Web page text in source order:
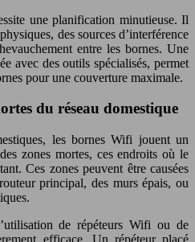
une planification minutieuse. Il
des sources d’interférence
entre les bornes. Une
avec des outils spécialisés, permet
pour une couverture maximale.
du réseau domestique
les bornes Wifi jouent un
zones mortes, ces endroits où le
Ces zones peuvent être causées
principal, des murs épais, ou
de répéteurs Wifi ou de
efficace. Un répéteur placé